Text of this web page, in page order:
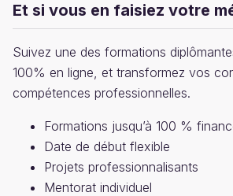
Et si vous en faisiez votre
Suivez une des formations
100% en ligne, et transformez vos
compétences professionnelles.
Formations jusqu’à 100 %
Date de début flexible
Projets professionnalisants
Mentorat individuel